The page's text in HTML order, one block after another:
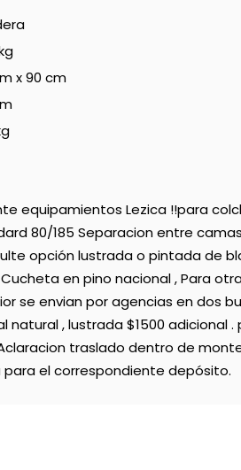
x 90 cm
equipamientos Lezica !!para
80/185 Separacion entre
opción lustrada o pintada de
en pino nacional , Para
se envian por agencias en dos
, lustrada $1500
traslado dentro de
el correspondiente depósito.